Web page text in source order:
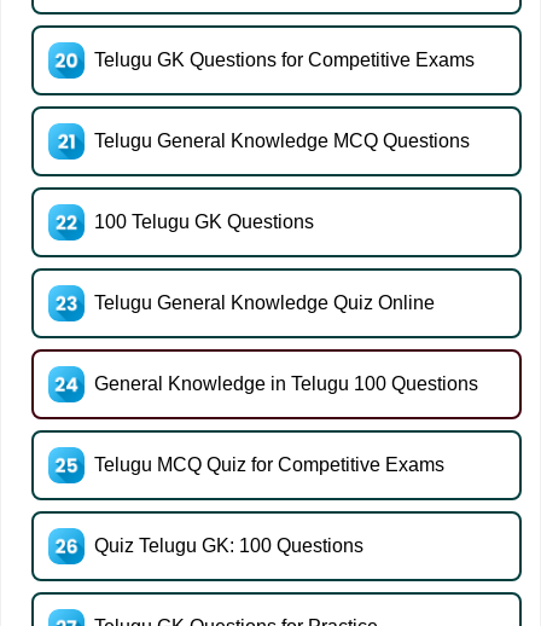
Telugu GK Questions for Competitive Exams
Telugu General Knowledge MCQ Questions
100 Telugu GK Questions
Telugu General Knowledge Quiz Online
General Knowledge in Telugu 100 Questions
Telugu MCQ Quiz for Competitive Exams
Quiz Telugu GK: 100 Questions